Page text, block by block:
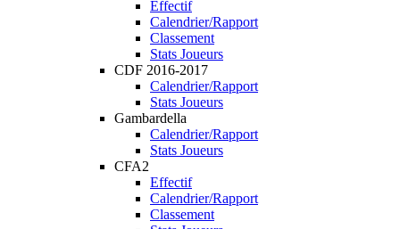
Effectif
Calendrier/Rapport
Classement
Stats Joueurs
CDF 2016-2017
Calendrier/Rapport
Stats Joueurs
Gambardella
Calendrier/Rapport
Stats Joueurs
CFA2
Effectif
Calendrier/Rapport
Classement